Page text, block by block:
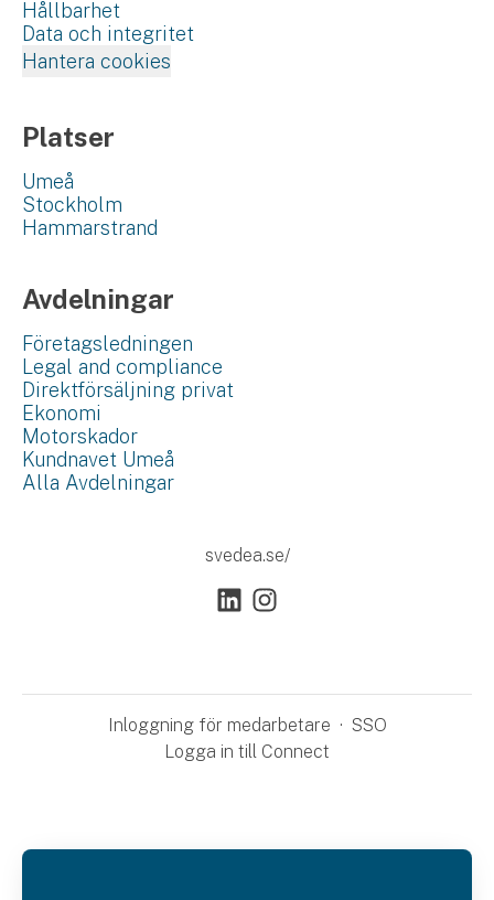
Hållbarhet
Data och integritet
Hantera cookies
Platser
Umeå
Stockholm
Hammarstrand
Avdelningar
Företagsledningen
Legal and compliance
Direktförsäljning privat
Ekonomi
Motorskador
Kundnavet Umeå
Alla Avdelningar
svedea.se/
Inloggning för medarbetare · SSO
Logga in till Connect